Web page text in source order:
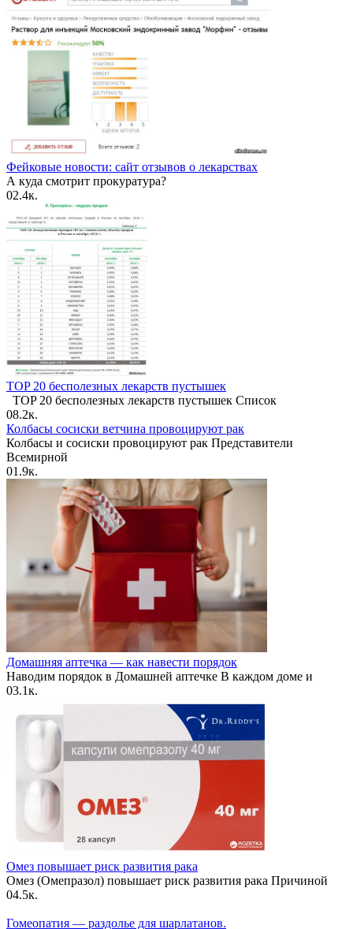
Фейковые новости: сайт отзывов о лекарствах
А куда смотрит прокуратура?
02.4к.
TOP 20 бесполезных лекарств пустышек
TOP 20 бесполезных лекарств пустышек Список
08.2к.
Колбасы сосиски ветчина провоцируют рак
Колбасы и сосиски провоцируют рак Представители
Всемирной
01.9к.
Домашняя аптечка — как навести порядок
Наводим порядок в Домашней аптечке В каждом доме и
03.1к.
Омез повышает риск развития рака
Омез (Омепразол) повышает риск развития рака Причиной
04.5к.
Гомеопатия — раздолье для шарлатанов.